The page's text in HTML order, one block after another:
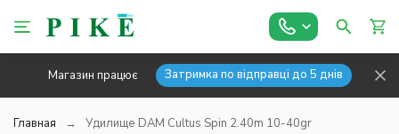
Магазин працює Затримка по відправці до 5 днів
Главная Удилище DAM Cultus Spin 2.40m 10-40gr